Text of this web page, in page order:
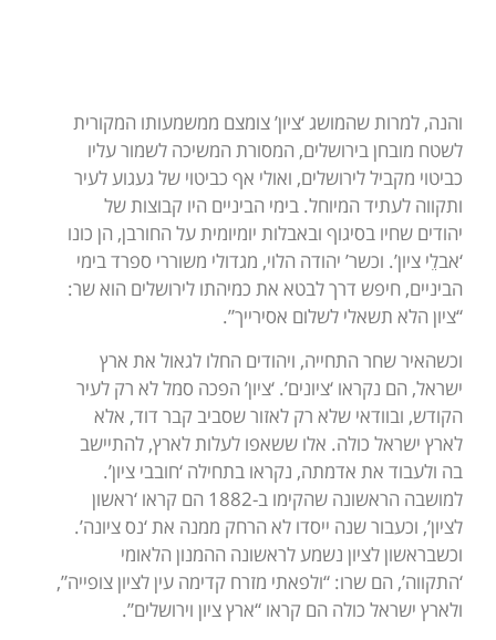
והנה, למרות שהמושג ‘ציון’ צומצם ממשמעותו המקורית
לשטח מובחן בירושלים, המסורת המשיכה לשמור עליו
כביטוי מקביל לירושלים, ואולי אף כביטוי של געגוע לעיר
ותקווה לעתיד המיוחל. בימי הביניים היו קבוצות של
יהודים שחיו בסיגוף ובאבלות יומיומית על החורבן, הן כונו
‘אבלֵי ציון’. וכשר’ יהודה הלוי, מגדולי משוררי ספרד בימי
הביניים, חיפש דרך לבטא את כמיהתו לירושלים הוא שר:
“ציון הלא תשאלי לשלום אסירייך”.
וכשהאיר שחר התחייה, ויהודים החלו לגאול את ארץ
ישראל, הם נקראו ‘ציונים’. ‘ציון’ הפכה סמל לא רק לעיר
הקודש, ובוודאי שלא רק לאזור שסביב קבר דוד, אלא
לארץ ישראל כולה. אלו ששאפו לעלות לארץ, להתיישב
בה ולעבוד את אדמתה, נקראו בתחילה ‘חובבי ציון’.
למושבה הראשונה שהקימו ב-1882 הם קראו ‘ראשון
לציון’, וכעבור שנה ייסדו לא הרחק ממנה את ‘נס ציונה’.
וכשבראשון לציון נשמע לראשונה ההמנון הלאומי
‘התקווה’, הם שרו: “ולפאתי מזרח קדימה עין לציון צופייה”,
ולארץ ישראל כולה הם קראו “ארץ ציון וירושלים”.